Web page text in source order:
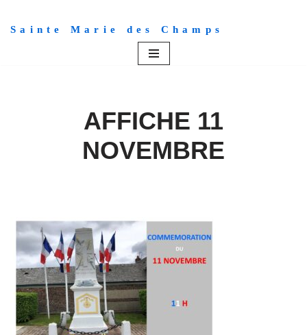
Aller
Sainte Marie des Champs
AFFICHE 11
NOVEMBRE